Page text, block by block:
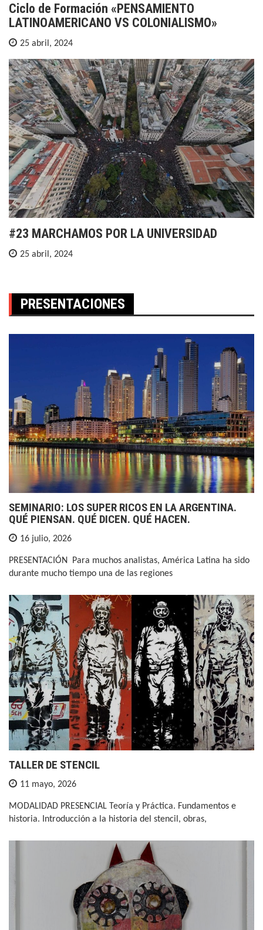
Ciclo de Formación «PENSAMIENTO
LATINOAMERICANO VS COLONIALISMO»
25 abril, 2024
#23 MARCHAMOS POR LA UNIVERSIDAD
25 abril, 2024
PRESENTACIONES
SEMINARIO: LOS SUPER RICOS EN LA ARGENTINA.
QUÉ PIENSAN. QUÉ DICEN. QUÉ HACEN.
16 julio, 2026
PRESENTACIÓN Para muchos analistas, América Latina ha sido
durante mucho tiempo una de las regiones
TALLER DE STENCIL
11 mayo, 2026
MODALIDAD PRESENCIAL Teoría y Práctica. Fundamentos e
historia. Introducción a la historia del stencil, obras,